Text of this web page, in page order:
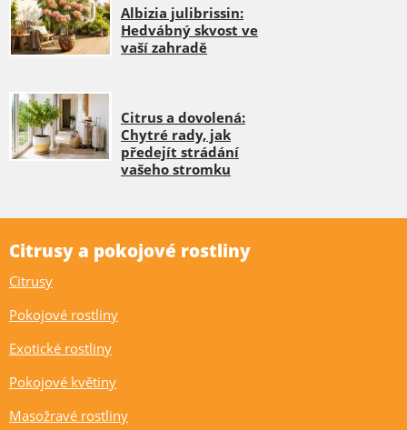
Albizia julibrissin:
Hedvábný skvost ve
vaší zahradě
Citrus a dovolená:
Chytré rady, jak
předejít strádání
vašeho stromku
Citrusy a pokojové rostliny
Citrusy
Pokojové rostliny
Exotické rostliny
Pokojové květiny
Masožravé rostliny